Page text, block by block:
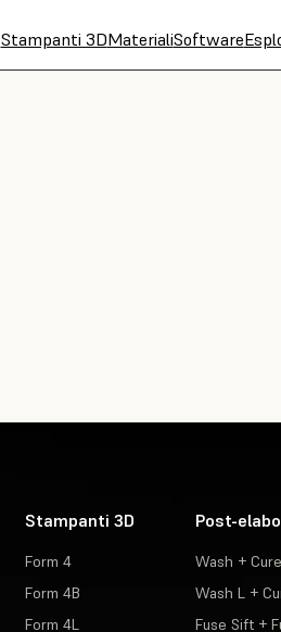
Stampanti 3DMaterialiSoftware
Stampanti 3D
Form 4
Form 4B
Form 4L
Post-
Wash + Cure
Wash L +
Fuse Sift +